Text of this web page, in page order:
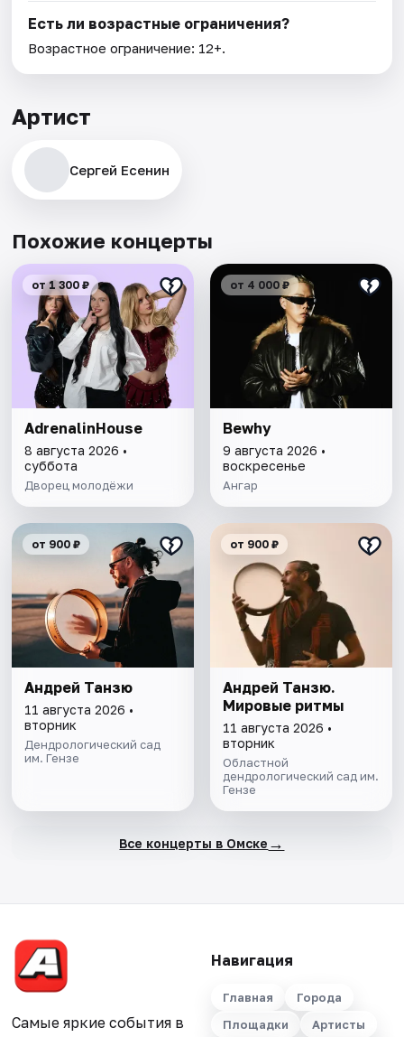
Есть ли возрастные ограничения?
Возрастное ограничение: 12+.
Артист
Сергей Есенин
Похожие концерты
от 1 300 ₽
AdrenalinHouse
8 августа 2026 •
суббота
Дворец молодёжи
от 4 000 ₽
Bewhy
9 августа 2026 •
воскресенье
Ангар
от 900 ₽
Андрей Танзю
11 августа 2026 •
вторник
Дендрологический сад
им. Гензе
от 900 ₽
Андрей Танзю.
Мировые ритмы
11 августа 2026 •
вторник
Областной
дендрологический сад им.
Гензе
Все концерты в Омске →
Самые яркие события в
Навигация
Главная
Города
Площадки
Артисты